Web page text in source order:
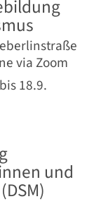
via Zoom
18.9.
und